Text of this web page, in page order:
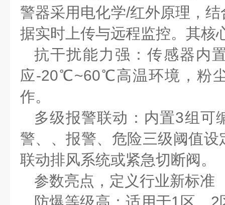
警器采用电化学/红外原理 ，
据实时上传与远程监控。其核
抗干扰能力强：传感器内
应-20℃~60℃高温环境，粉
作。
多级报警联动：内置3组可
警、 、报警、 危险三级阈值设
联动排风系统或紧急切断阀。
参数亮点，定义行业新标准